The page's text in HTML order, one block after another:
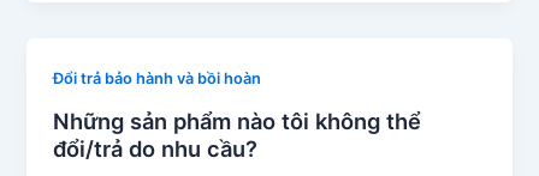
Đổi trả bảo hành và bồi hoàn
Những sản phẩm nào tôi không thể
đổi/trả do nhu cầu?